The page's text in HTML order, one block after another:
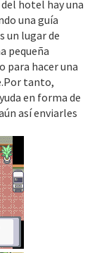
hotel hay una
una guía
un lugar de
pequeña
para hacer una
tanto,
en forma de
así enviarles